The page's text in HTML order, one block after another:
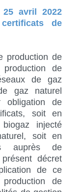
avril 2022
de
production de
de
de gaz
gaz naturel
obligation de
soit en
injecté
soit en
auprès de
décret
de ce
de